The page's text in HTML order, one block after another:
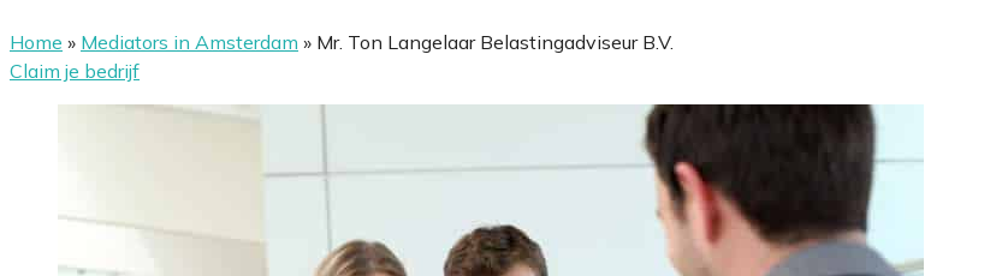
Home » Mediators in Amsterdam » Mr. Ton Langelaar Belastingadviseur B.V.
Claim je bedrijf